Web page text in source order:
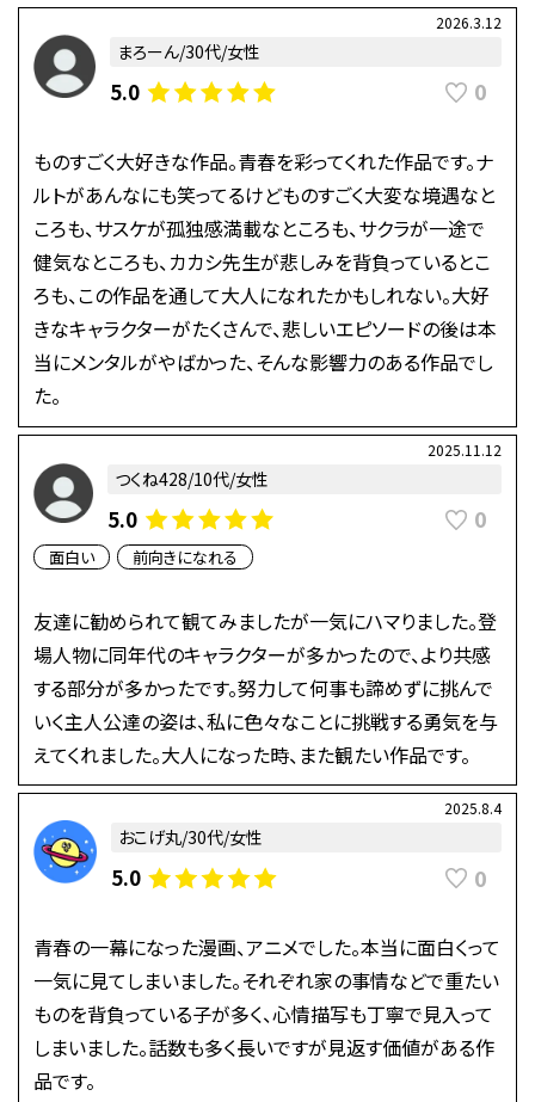
2026.3.12
まろーん/30代/女性
5.0 0
ものすごく大好きな作品。青春を彩ってくれた作品です。ナ
ルトがあんなにも笑ってるけどものすごく大変な境遇なと
ころも、サスケが孤独感満載なところも、サクラが一途で
健気なところも、カカシ先生が悲しみを背負っているとこ
ろも、この作品を通して大人になれたかもしれない。大好
きなキャラクターがたくさんで、悲しいエピソードの後は本
当にメンタルがやばかった、そんな影響力のある作品でし
た。
2025.11.12
つくね428/10代/女性
5.0 0
面白い 前向きになれる
友達に勧められて観てみましたが一気にハマりました。登
場人物に同年代のキャラクターが多かったので、より共感
する部分が多かったです。努力して何事も諦めずに挑んで
いく主人公達の姿は、私に色々なことに挑戦する勇気を与
えてくれました。大人になった時、また観たい作品です。
2025.8.4
おこげ丸/30代/女性
5.0 0
青春の一幕になった漫画、アニメでした。本当に面白くって
一気に見てしまいました。それぞれ家の事情などで重たい
ものを背負っている子が多く、心情描写も丁寧で見入って
しまいました。話数も多く長いですが見返す価値がある作
品です。